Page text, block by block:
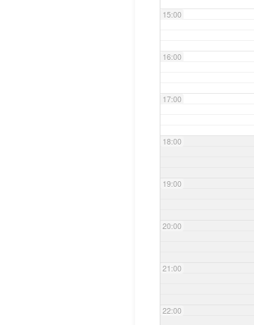
15:00
16:00
17:00
18:00
19:00
20:00
21:00
22:00